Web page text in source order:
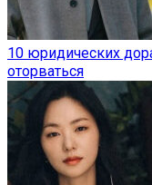
10 юридических
оторваться